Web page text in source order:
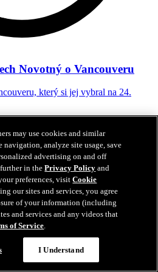
Novotný o Vancouveru
který si jej vybral na 24.
may use cookies and similar
navigation, analyze site usage, save
advertising on and off
further in thePrivacy Policy and
preferences, visitCookie
our sites and services, you agree
of your information (including
and services and any videos that
of Service.
I Understand